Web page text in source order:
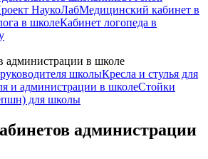
НаукоЛабМедицинский кабинет в
в школеКабинет логопеда в
администрации в школе
школыКресла и стулья для
и администрации в школеСтойки
для школы
администрации